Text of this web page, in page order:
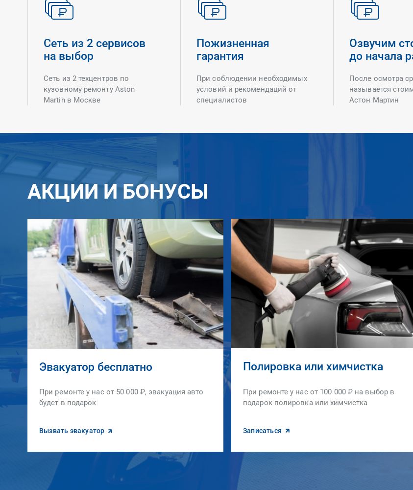
Сеть из 2 сервисов
на выбор
Сеть из 2 техцентров по
кузовному ремонту Aston
Martin в Москве
Пожизненная
гарантия
При соблюдении необходимых
условий и рекомендаций от
специалистов
Озвучим
до начала
После осмотра
называется
Астон Мартин
АКЦИИ И БОНУСЫ
Эвакуатор бесплатно
При ремонте у нас от 50 000 ₽, эвакуация авто
будет в подарок
Вызвать эвакуатор
Полировка или химчистка
При ремонте у нас от 100 000 ₽ на выбор в
подарок полировка или химчистка
Записаться